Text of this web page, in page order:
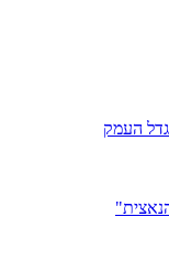
העמק